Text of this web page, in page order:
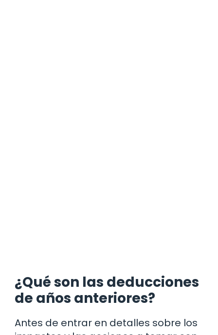
¿Qué son las deducciones
de años anteriores?
Antes de entrar en detalles sobre los